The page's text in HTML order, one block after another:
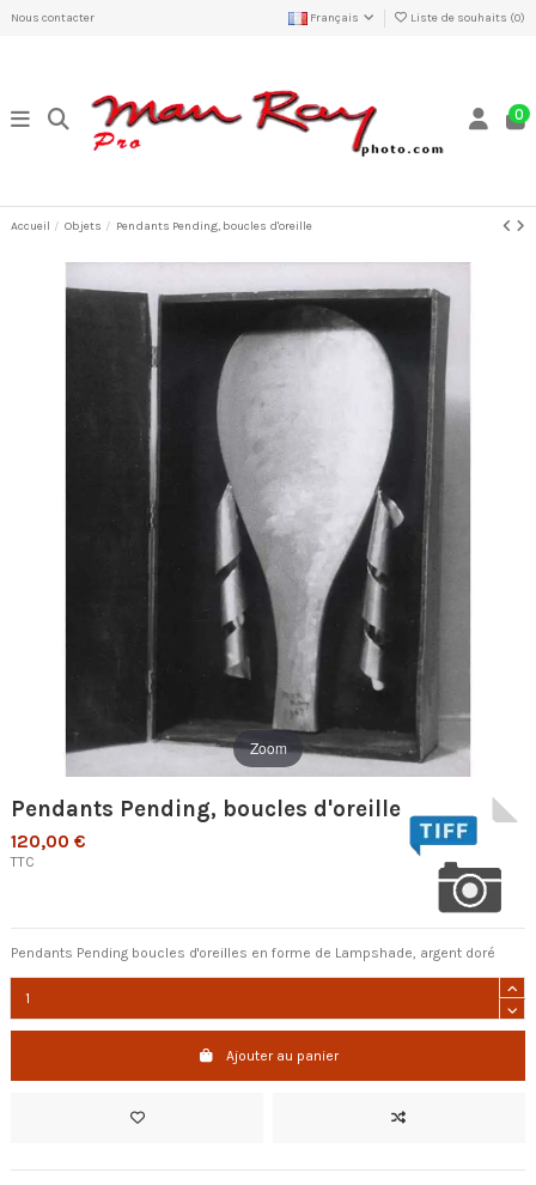
Nous contacter Français Liste de souhaits (0)
0
Accueil Objets Pendants Pending, boucles d'oreille
Zoom
Pendants Pending, boucles d'oreille
120,00 €
TTC
Pendants Pending boucles d'oreilles en forme de Lampshade, argent doré
Ajouter au panier